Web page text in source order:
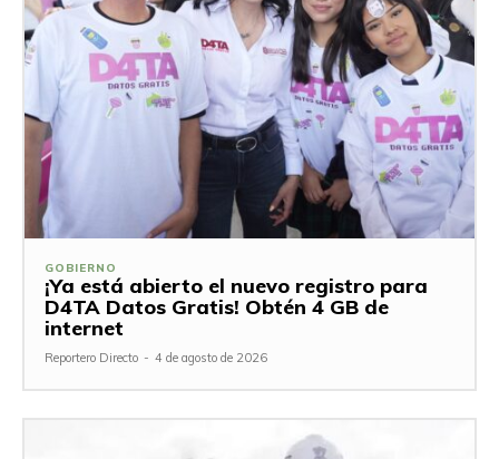
GOBIERNO
¡Ya está abierto el nuevo registro para
D4TA Datos Gratis! Obtén 4 GB de
internet
Reportero Directo - 4 de agosto de 2026